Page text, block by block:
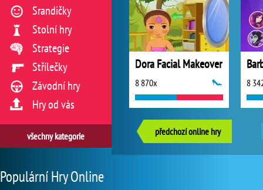
Dora Facial Makeover
8 870x 8
předchozí online hry
Srandičky
Stolní hry
Strategie
Střílečky
Závodní hry
Hry od vás
všechny kategorie
Populární Hry Online